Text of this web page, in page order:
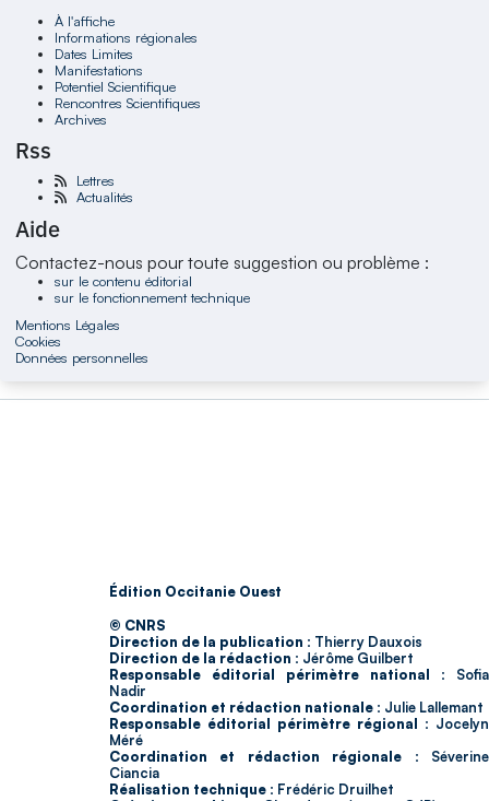
À l'affiche
Informations régionales
Dates Limites
Manifestations
Potentiel Scientifique
Rencontres Scientifiques
Archives
Rss
Lettres
Actualités
Aide
Contactez-nous pour toute suggestion ou problème :
sur le contenu éditorial
sur le fonctionnement technique
Mentions Légales
Cookies
Données personnelles
Édition Occitanie Ouest
© CNRS
Direction de la publication : Thierry Dauxois
Direction de la rédaction : Jérôme Guilbert
Responsable éditorial périmètre national : Sofia
Nadir
Coordination et rédaction nationale : Julie Lallemant
Responsable éditorial périmètre régional : Jocelyn
Méré
Coordination et rédaction régionale : Séverine
Ciancia
Réalisation technique : Frédéric Druilhet